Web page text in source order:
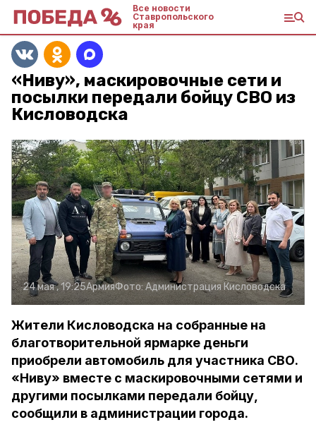
Все новости
Ставропольского
края
«Ниву», маскировочные сети и
посылки передали бойцу СВО из
Кисловодска
24 мая , 19:25АрмияФото:Администрация Кисловодска
Жители Кисловодска на собранные на
благотворительной ярмарке деньги
приобрели автомобиль для участника СВО.
«Ниву» вместе с маскировочными сетями и
другими посылками передали бойцу,
сообщили в администрации города.